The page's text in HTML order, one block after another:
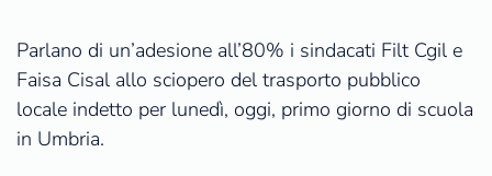
Parlano di un’adesione all’80% i sindacati Filt Cgil e
Faisa Cisal allo sciopero del trasporto pubblico
locale indetto per lunedì, oggi, primo giorno di scuola
in Umbria.